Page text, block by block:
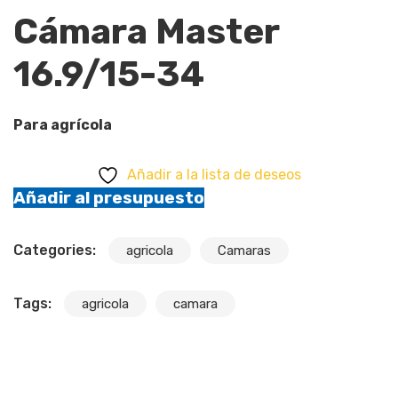
Cámara Master
16.9/15-34
Para agrícola
Añadir a la lista de deseos
Añadir al presupuesto
Categories: agricola Camaras
Tags: agricola camara